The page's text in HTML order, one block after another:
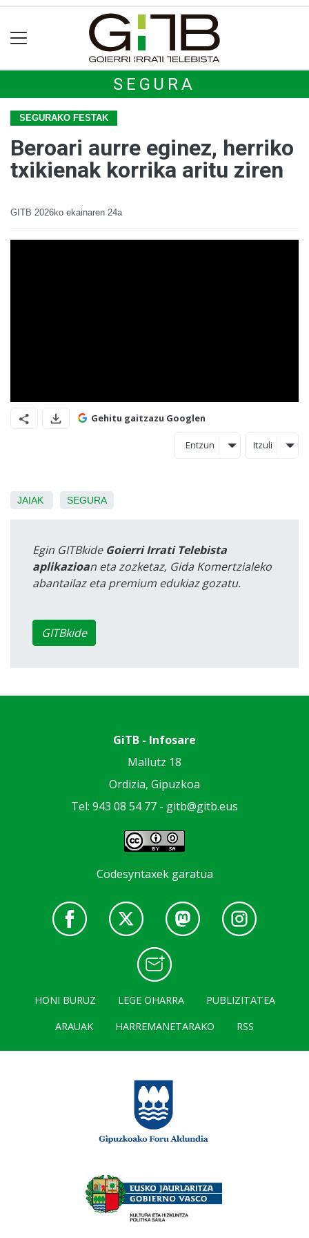
SEGURA
SEGURAKO FESTAK
Beroari aurre eginez, herriko
txikienak korrika aritu ziren
GITB 2026ko ekainaren 24a
Gehitu gaitzazu Googlen
Entzun Itzuli
JAIAK SEGURA
Egin GITBkide Goierri Irrati Telebista
aplikazioan eta zozketaz, Gida Komertzialeko
abantailaz eta premium edukiaz gozatu.
GITBkide
GiTB - Infosare
Mallutz 18
Ordizia, Gipuzkoa
Tel: 943 08 54 77 - gitb@gitb.eus
Codesyntaxek garatua
HONI BURUZ LEGE OHARRA
PUBLIZITATEA
ARAUAK
HARREMANETARAKO RSS